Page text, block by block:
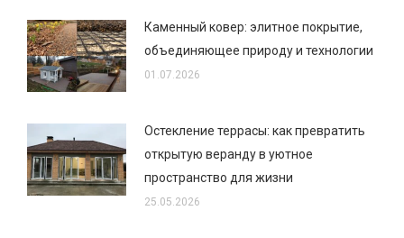
Каменный ковер: элитное покрытие,
объединяющее природу и технологии
01.07.2026
Остекление террасы: как превратить
открытую веранду в уютное
пространство для жизни
25.05.2026